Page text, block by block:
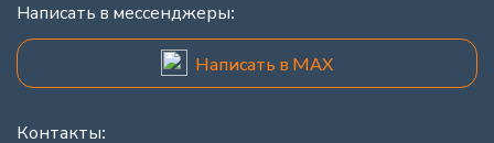
Написать в мессенджеры:
Написать в MAX
Контакты: